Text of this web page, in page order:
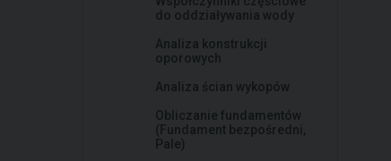
do oddziaływania wody
Analiza konstrukcji
oporowych
Analiza ścian wykopów
Obliczanie fundamentów
(Fundament bezpośredni,
Pale)